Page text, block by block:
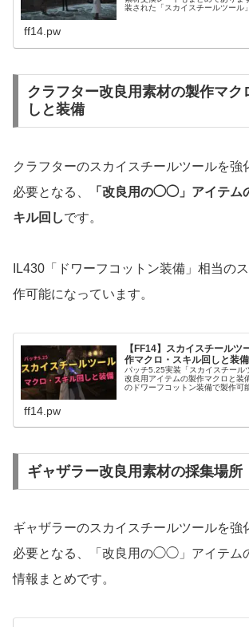
装された「スカイスチールツール
ff14.pw
クラフター改良用素材の製作マク
しと装備
クラフターのスカイスチールツールを強
必要となる、
「改良用の◯◯」アイテム
キル回しです。
IL430「ドワーフコットン装備」相当の
作可能になっています。
【FF14】スカイスチールツ
作マクロ・スキル回しと装備
パッチ5.25実装「スカイスチール
改良用アイテムの製作マクロと装
のドワーフコットン装備で製作可
ff14.pw
ギャザラー改良用素材の採集場所
ギャザラーのスカイスチールツールを強
必要となる、「改良用の◯◯」アイテム
情報まとめです。